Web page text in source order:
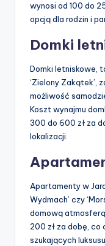
wynosi od 100 do
opcją dla rodzin i
Domki
Domki letniskowe,
‘Zielony Zakątek’,
możliwość
Koszt wynajmu
300 do 600 zł za
lokalizacji.
Apartamenty w
Wydmach’ czy
domową
200 zł za dobę, co
szukających